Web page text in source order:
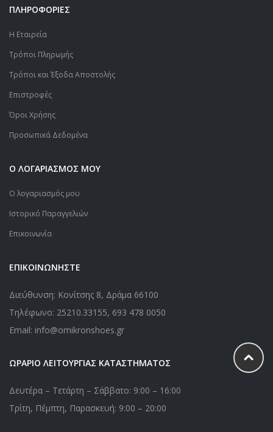
ΠΛΗΡΟΦΟΡΙΕΣ
Η Εταιρεία
Τρόποι Πληρωμής
Τρόποι και Έξοδα Αποστολής
Επιστροφές
Όροι Χρήσης
Προσωπικά Δεδομένα
Ο ΛΟΓΑΡΙΑΣΜΟΣ ΜΟΥ
Ο λογαριασμός μου
Ιστορικό Παραγγελιών
Επικοινωνία
ΕΠΙΚΟΙΝΩΝΗΣΤΕ
Διεύθυνση: Κονίτσης 8, Δράμα 66100
Τηλέφωνο: 25210.33155, 693 478 0050
Email: info@omikronshoes.gr
ΩΡΑΡΙΟ ΛΕΙΤΟΥΡΓΙΑΣ ΚΑΤΑΣΤΗΜΑΤΟΣ
Δευτέρα – Τετάρτη – Σάββατο: 9:00 – 16:00
Τρίτη, Πέμπτη, Παρασκευή: 9:00 – 20:00